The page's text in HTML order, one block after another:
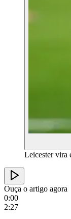
Leicester vira
Ouça o artigo agora
0:00
2:27